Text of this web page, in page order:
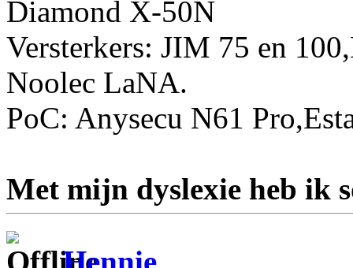
Diamond X-50N
Versterkers: JIM 75 en
Noolec LaNA.
PoC: Anysecu N61
Met mijn dyslexie heb ik